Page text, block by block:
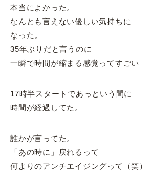
本当によかった。
なんとも言えない優しい気持ちに
なった。
35年ぶりだと言うのに
一瞬で時間が縮まる感覚ってすごい
17時半スタートであっという間に
時間が経過してた。
誰かが言ってた。
「あの時に」戻れるって
何よりのアンチエイジングって（笑）